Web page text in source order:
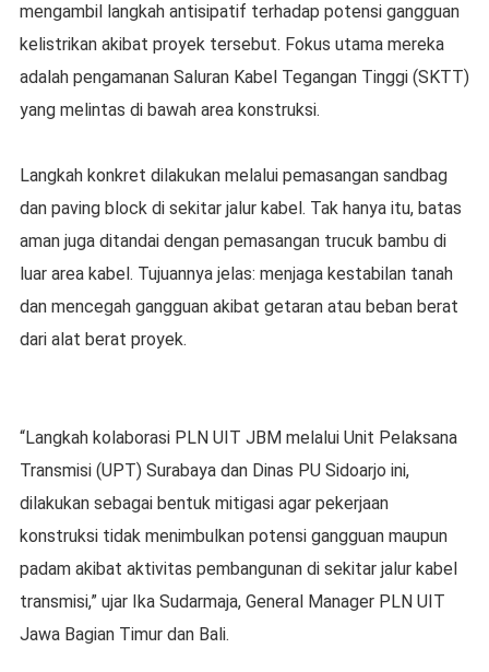
mengambil langkah antisipatif terhadap potensi gangguan
kelistrikan akibat proyek tersebut. Fokus utama mereka
adalah pengamanan Saluran Kabel Tegangan Tinggi (SKTT)
yang melintas di bawah area konstruksi.
Langkah konkret dilakukan melalui pemasangan sandbag
dan paving block di sekitar jalur kabel. Tak hanya itu, batas
aman juga ditandai dengan pemasangan trucuk bambu di
luar area kabel. Tujuannya jelas: menjaga kestabilan tanah
dan mencegah gangguan akibat getaran atau beban berat
dari alat berat proyek.
“Langkah kolaborasi PLN UIT JBM melalui Unit Pelaksana
Transmisi (UPT) Surabaya dan Dinas PU Sidoarjo ini,
dilakukan sebagai bentuk mitigasi agar pekerjaan
konstruksi tidak menimbulkan potensi gangguan maupun
padam akibat aktivitas pembangunan di sekitar jalur kabel
transmisi,” ujar Ika Sudarmaja, General Manager PLN UIT
Jawa Bagian Timur dan Bali.